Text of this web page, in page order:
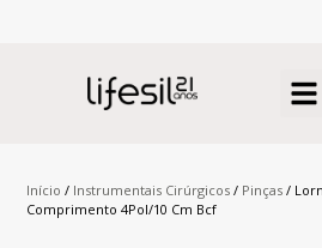
Início / Instrumentais Cirúrgicos / Pinças /
Comprimento 4Pol/10 Cm Bcf